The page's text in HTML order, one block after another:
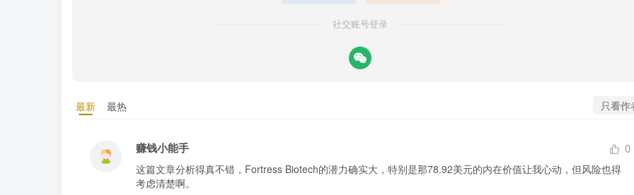
社交账号登录
最新 最热 只看作
赚钱小能手 0
这篇文章分析得真不错，Fortress Biotech的潜力确实大，特别是那78.92美元的内在价值让我心动，但风险也得
考虑清楚啊。